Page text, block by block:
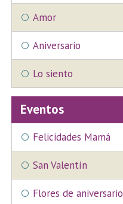
Amor
Aniversario
Lo siento
Eventos
Felicidades Mamá
San Valentín
Flores de aniversario